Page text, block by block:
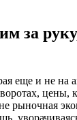
за
еще и не на
цены,
рыночная